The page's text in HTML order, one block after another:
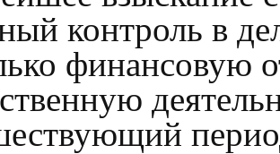
контроль в
финансовую